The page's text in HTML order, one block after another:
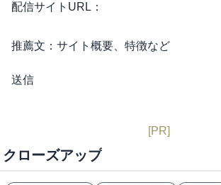
配信サイトURL：
推薦文： サイト概要、特徴など
[PR]
クローズアップ